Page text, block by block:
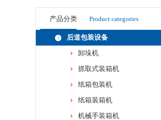
产品分类 Product categories
后道包装设备
卸垛机
抓取式装箱机
纸箱包装机
纸箱装箱机
机械手装箱机